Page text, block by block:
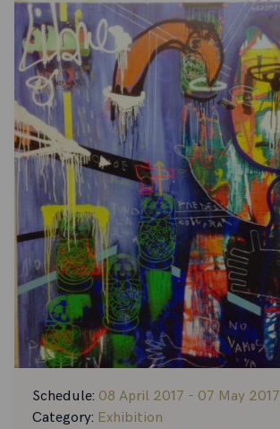
Schedule: 08 April 2017 - 07 May 2017
Category: Exhibition